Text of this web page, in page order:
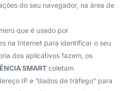
do seu navegador, na área de
que é usado por
na Internet para identificar o seu
dos aplicativos fazem, os
SMART coletam
IP e “dados de tráfego” para